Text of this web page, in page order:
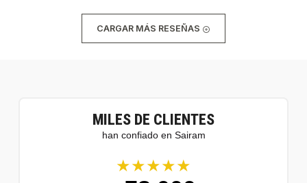
CARGAR MÁS RESEÑAS
MILES DE CLIENTES
han confiado en Sairam
★★★★★